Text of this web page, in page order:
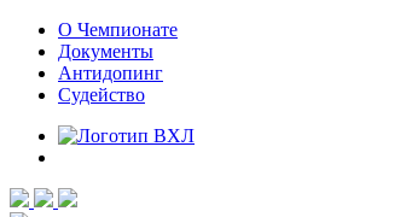
О Чемпионате
Документы
Антидопинг
Судейство